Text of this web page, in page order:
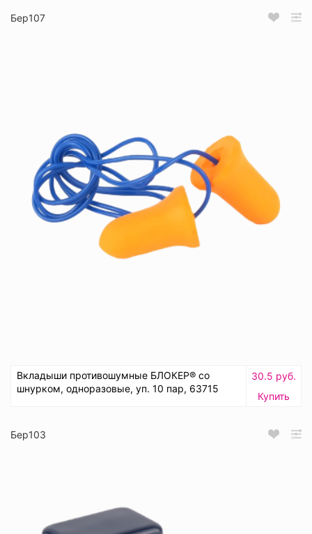
Бер107
Вкладыши противошумные БЛОКЕР® cо
шнурком, одноразовые, уп. 10 пар, 63715
30.5 руб.
Купить
Бер103